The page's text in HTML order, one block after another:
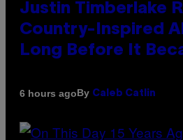
Justin Timberlake
Country-Inspired
Long Before It
6 hours agoBy Caleb Catlin